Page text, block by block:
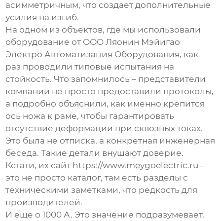
асимметричным, что создает дополнительные
усилия на изгиб.
На одном из объектов, где мы использовали
оборудование от ООО Ляонин Мэйигао
Электро Автоматизация Оборудования, как
раз проводили типовые испытания на
стойкость. Что запомнилось – представители
компании не просто предоставили протоколы,
а подробно объяснили, как именно крепится
ось ножа к раме, чтобы гарантировать
отсутствие деформации при сквозных токах.
Это была не отписка, а конкретная инженерная
беседа. Такие детали внушают доверие.
Кстати, их сайт https://www.meygoelectric.ru –
это не просто каталог, там есть разделы с
техническими заметками, что редкость для
производителей.
И еще о 1000 А. Это значение подразумевает,